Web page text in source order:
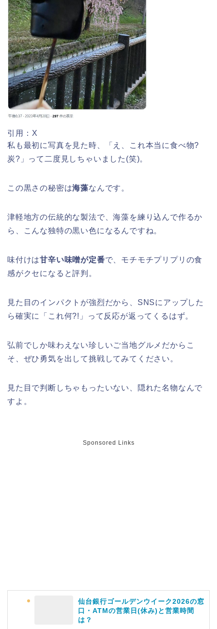
華蔵寺公園の桜(花祭り)2026の屋台
(出店)は?ライトアップ・駐車場も!
悠久山公園桜祭り2026の屋台や出店
は?ライトアップや駐車場情報も!
高崎城址公園(高崎公園)桜祭り2026の
屋台やライトアップはいつまで?
日立さくらまつり2026の屋台・出店ま
とめ!交通規制は何時から何時まで?
つまで)?交通規制や混雑は?
名古屋城桜まつり(春まつり)2026の屋
台・出店は?混雑情報も!
引用：X
私も最初に写真を見た時、「え、これ本当に食べ物?
炭?」って二度見しちゃいました(笑)。
この黒さの秘密は海藻なんです。
津軽地方の伝統的な製法で、海藻を練り込んで作るか
ら、こんな独特の黒い色になるんですね。
味付けは甘辛い味噌が定番で、モチモチプリプリの食
感がクセになると評判。
見た目のインパクトが強烈だから、SNSにアップした
ら確実に「これ何?!」って反応が返ってくるはず。
弘前でしか味わえない珍しいご当地グルメだからこ
そ、ぜひ勇気を出して挑戦してみてください。
見た目で判断しちゃもったいない、隠れた名物なんで
すよ。
Sponsored Links
仙台銀行ゴールデンウイーク2026の窓
口・ATMの営業日(休み)と営業時間
は？